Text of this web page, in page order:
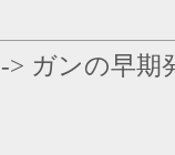
-> ガンの早期